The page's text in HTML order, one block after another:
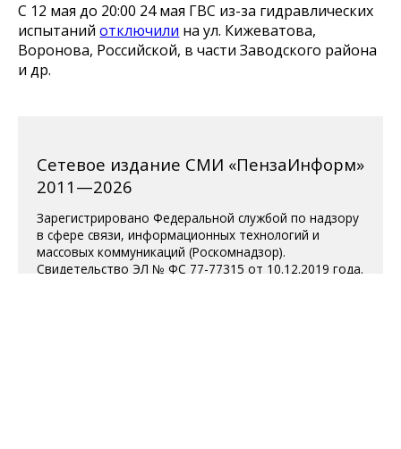
С 12 мая до 20:00 24 мая ГВС из-за гидравлических
испытанийотключили на ул. Кижеватова,
Воронова, Российской, в части Заводского района
и др.
Сетевое издание СМИ «ПензаИнформ»
2011—2026
Зарегистрировано Федеральной службой по надзору
в сфере связи, информационных технологий и
массовых коммуникаций (Роскомнадзор).
Свидетельство ЭЛ № ФС 77-77315 от 10.12.2019 года.